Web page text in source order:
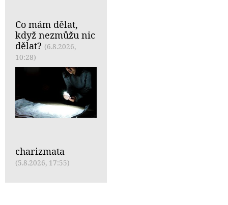
Co mám dělat,
když nezmůžu nic
dělat? (6.8.2026,
10:28)
charizmata
(5.8.2026, 17:55)